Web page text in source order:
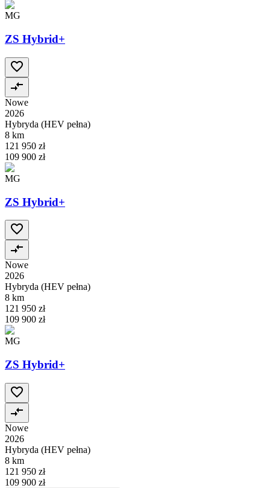
MG
ZS Hybrid+
Nowe
2026
Hybryda (HEV pełna)
8 km
121 950 zł
109 900 zł
MG
ZS Hybrid+
Nowe
2026
Hybryda (HEV pełna)
8 km
121 950 zł
109 900 zł
MG
ZS Hybrid+
Nowe
2026
Hybryda (HEV pełna)
8 km
121 950 zł
109 900 zł